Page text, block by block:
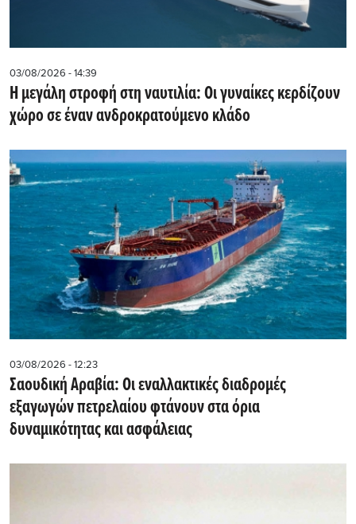
03/08/2026 - 14:39
Η μεγάλη στροφή στη ναυτιλία: Οι γυναίκες κερδίζουν
χώρο σε έναν ανδροκρατούμενο κλάδο
03/08/2026 - 12:23
Σαουδική Αραβία: Οι εναλλακτικές διαδρομές
εξαγωγών πετρελαίου φτάνουν στα όρια
δυναμικότητας και ασφάλειας